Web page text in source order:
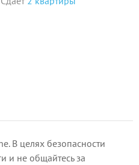
В целях безопасности
и не общайтесь за